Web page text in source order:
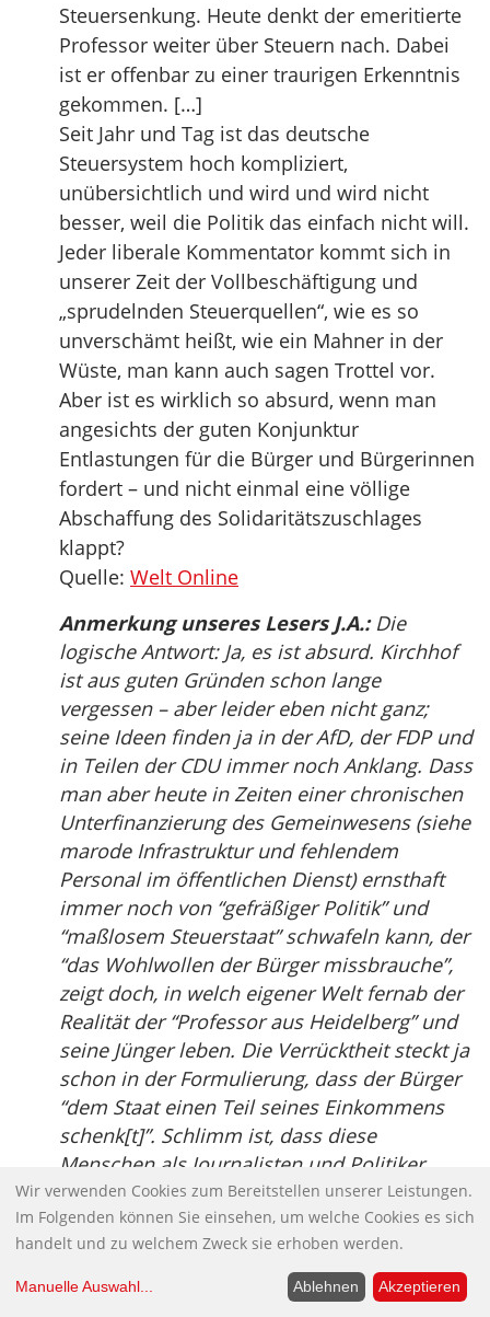
Steuersenkung. Heute denkt der emeritierte
Professor weiter über Steuern nach. Dabei
ist er offenbar zu einer traurigen Erkenntnis
gekommen. […]
Seit Jahr und Tag ist das deutsche
Steuersystem hoch kompliziert,
unübersichtlich und wird und wird nicht
besser, weil die Politik das einfach nicht will.
Jeder liberale Kommentator kommt sich in
unserer Zeit der Vollbeschäftigung und
„sprudelnden Steuerquellen“, wie es so
unverschämt heißt, wie ein Mahner in der
Wüste, man kann auch sagen Trottel vor.
Aber ist es wirklich so absurd, wenn man
angesichts der guten Konjunktur
Entlastungen für die Bürger und Bürgerinnen
fordert – und nicht einmal eine völlige
Abschaffung des Solidaritätszuschlages
klappt?
Quelle: Welt Online
Anmerkung unseres Lesers J.A.:Die
logische Antwort: Ja, es ist absurd. Kirchhof
ist aus guten Gründen schon lange
vergessen – aber leider eben nicht ganz;
seine Ideen finden ja in der AfD, der FDP und
in Teilen der CDU immer noch Anklang. Dass
man aber heute in Zeiten einer chronischen
Unterfinanzierung des Gemeinwesens (siehe
marode Infrastruktur und fehlendem
Personal im öffentlichen Dienst) ernsthaft
immer noch von “gefräßiger Politik” und
“maßlosem Steuerstaat” schwafeln kann, der
“das Wohlwollen der Bürger missbrauche”,
zeigt doch, in welch eigener Welt fernab der
Realität der “Professor aus Heidelberg” und
seine Jünger leben. Die Verrücktheit steckt ja
schon in der Formulierung, dass der Bürger
“dem Staat einen Teil seines Einkommens
schenk[t]”. Schlimm ist, dass diese
Menschen als Journalisten und Politiker
leider immer noch einen viel zu großen
öffentlichen Einfluss haben.
Organisierte und dokumentierte
Doppelmoral
Wir verwenden Cookies zum Bereitstellen unserer Leistungen.
Im Folgenden können Sie einsehen, um welche Cookies es sich
handelt und zu welchem Zweck sie erhoben werden.
Manuelle Auswahl... Ablehnen Akzeptieren